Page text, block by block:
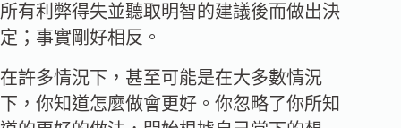
所有利弊得失並聽取明智的建議後而做出決
定；事實剛好相反。
在許多情況下，甚至可能是在大多數情況
下，你知道怎麼做會更好。你忽略了你所知